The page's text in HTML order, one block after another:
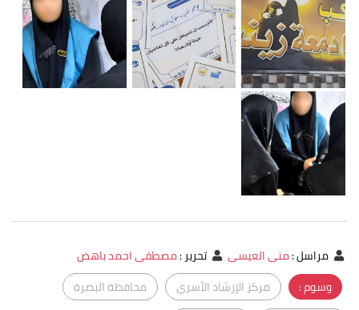
مراسل:منى العيسى تحرير:مصطفى احمد باهض
وسوم :
مركز الإرشاد الأسري
محافظة البصرة